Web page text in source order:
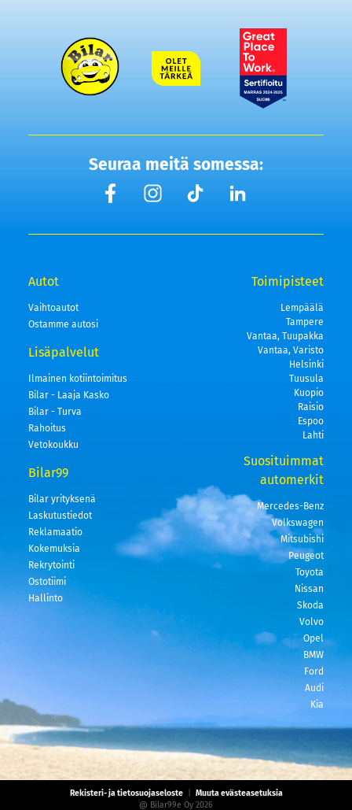
Seuraa meitä somessa:
Autot
Vaihtoautot
Ostamme autosi
Lisäpalvelut
Ilmainen kotiintoimitus
Bilar - Laaja Kasko
Bilar - Turva
Rahoitus
Vetokoukku
Bilar99
Bilar yrityksenä
Laskutustiedot
Reklamaatio
Kokemuksia
Rekrytointi
Ostotiimi
Hallinto
Toimipisteet
Lempäälä
Tampere
Vantaa, Tuupakka
Vantaa, Varisto
Helsinki
Tuusula
Kuopio
Raisio
Espoo
Lahti
Suosituimmat
automerkit
Mercedes-Benz
Volkswagen
Mitsubishi
Peugeot
Toyota
Nissan
Skoda
Volvo
Opel
BMW
Ford
Audi
Kia
Rekisteri- ja tietosuojaseloste| Muuta evästeasetuksia
@ Bilar99e Oy 2026